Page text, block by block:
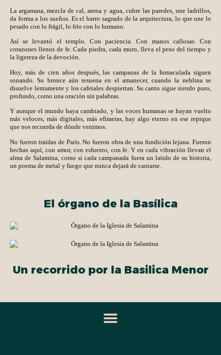
La argamasa, mezcla de cal, arena y agua, cubre las paredes, une ladrillos,
da forma a los sueños. Es el barro sagrado de la arquitectura, lo que une lo
pesado con lo frágil, lo frío con lo humano.
Así se levantó el templo. Con paciencia. Con manos callosas. Con
corazones llenos de fe. Cada piedra, cada muro, lleva el peso del tiempo y
la ligereza de la devoción.
Hoy, más de cien años después, las campanas de la Inmaculada siguen
sonando. Su bronce aún resuena en el amanecer, cuando la neblina se
disuelve lentamente y los cafetales despiertan. Su canto sigue siendo puro,
profundo, como una oración sin palabras.
Y aunque el mundo haya cambiado, y las voces humanas se hayan vuelto
más veloces, más digitales, más efímeras, hay algo eterno en ese repique
que nos recuerda de dónde venimos.
No fueron traídas de París. No fueron obra de una fundición lejana. Fueron
hechas aquí, con amor, con esfuerzo, con fe. Y en cada vibración llevan el
alma de Salamina, como si cada campanada fuera un latido de su historia,
un poema de metal y fuego que nunca dejará de cantarse.
El órgano de la Basílica
Un recorrido por la Basilica Menor